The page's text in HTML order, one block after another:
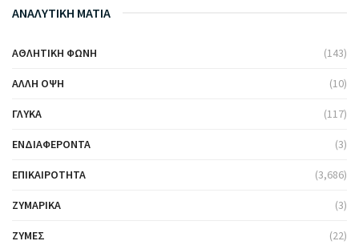
ΑΝΑΛΥΤΙΚΗ ΜΑΤΙΑ
ΑΘΛΗΤΙΚΉ ΦΩΝΉ (143)
ΆΛΛΗ ΌΨΗ (10)
ΓΛΥΚΆ (117)
ΕΝΔΙΑΦΈΡΟΝΤΑ (3)
ΕΠΙΚΑΙΡΌΤΗΤΑ (3,686)
ΖΥΜΑΡΙΚΆ (3)
ΖΎΜΕΣ (22)